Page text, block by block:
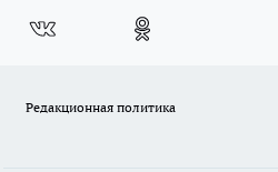
Редакционная политика